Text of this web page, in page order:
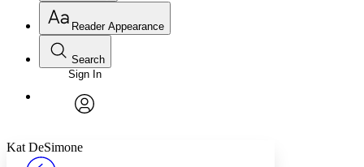
Annotations
Reader Appearance
Font
Font style
Search
Enter search criteria
Search within:
PROJECT
Sign In
Kat DeSimone